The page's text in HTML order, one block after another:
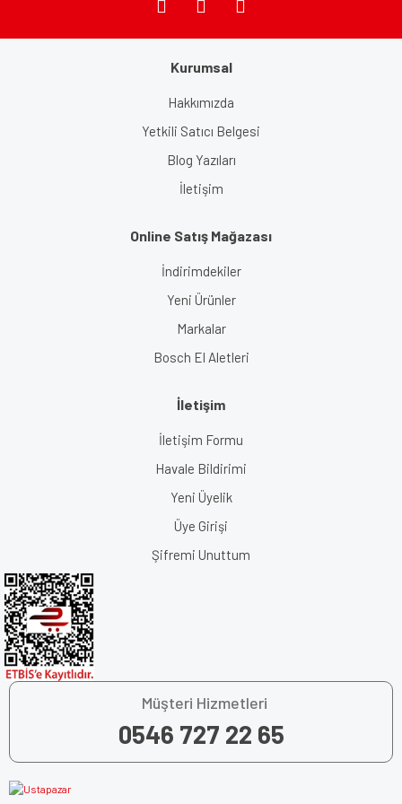
Gönder
Kurumsal
Hakkımızda
Yetkili Satıcı Belgesi
Blog Yazıları
İletişim
Online Satış Mağazası
İndirimdekiler
Yeni Ürünler
Markalar
Bosch El Aletleri
İletişim
İletişim Formu
Havale Bildirimi
Yeni Üyelik
Üye Girişi
Şifremi Unuttum
Müşteri Hizmetleri
0546 727 22 65